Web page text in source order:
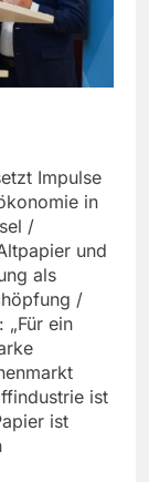
Impulse
in
/
und
als
/
„Für ein
ist
ist